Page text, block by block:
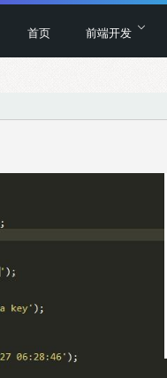
首页 前端开发